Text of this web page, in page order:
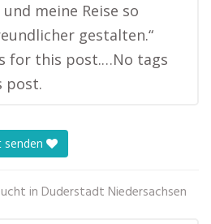
meine Reise so
gestalten.“
for this post.…No tags
post.
senden
in Duderstadt Niedersachsen